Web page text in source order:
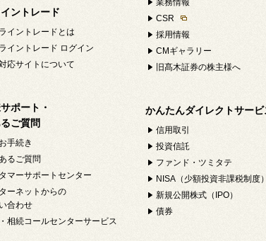
ントレード
イントレードとは
イントレード ログイン
応サイトについて
ポート・
ご質問
手続き
るご質問
マーサポートセンター
ーネットからの
合わせ
相続コールセンターサービス
業務情報
CSR
採用情報
CMギャラリー
旧髙木証券の株主様へ
かんたんダイレクトサービ
信用取引
投資信託
ファンド・ツミタテ
NISA（少額投資非課税制度）
新規公開株式（IPO）
債券